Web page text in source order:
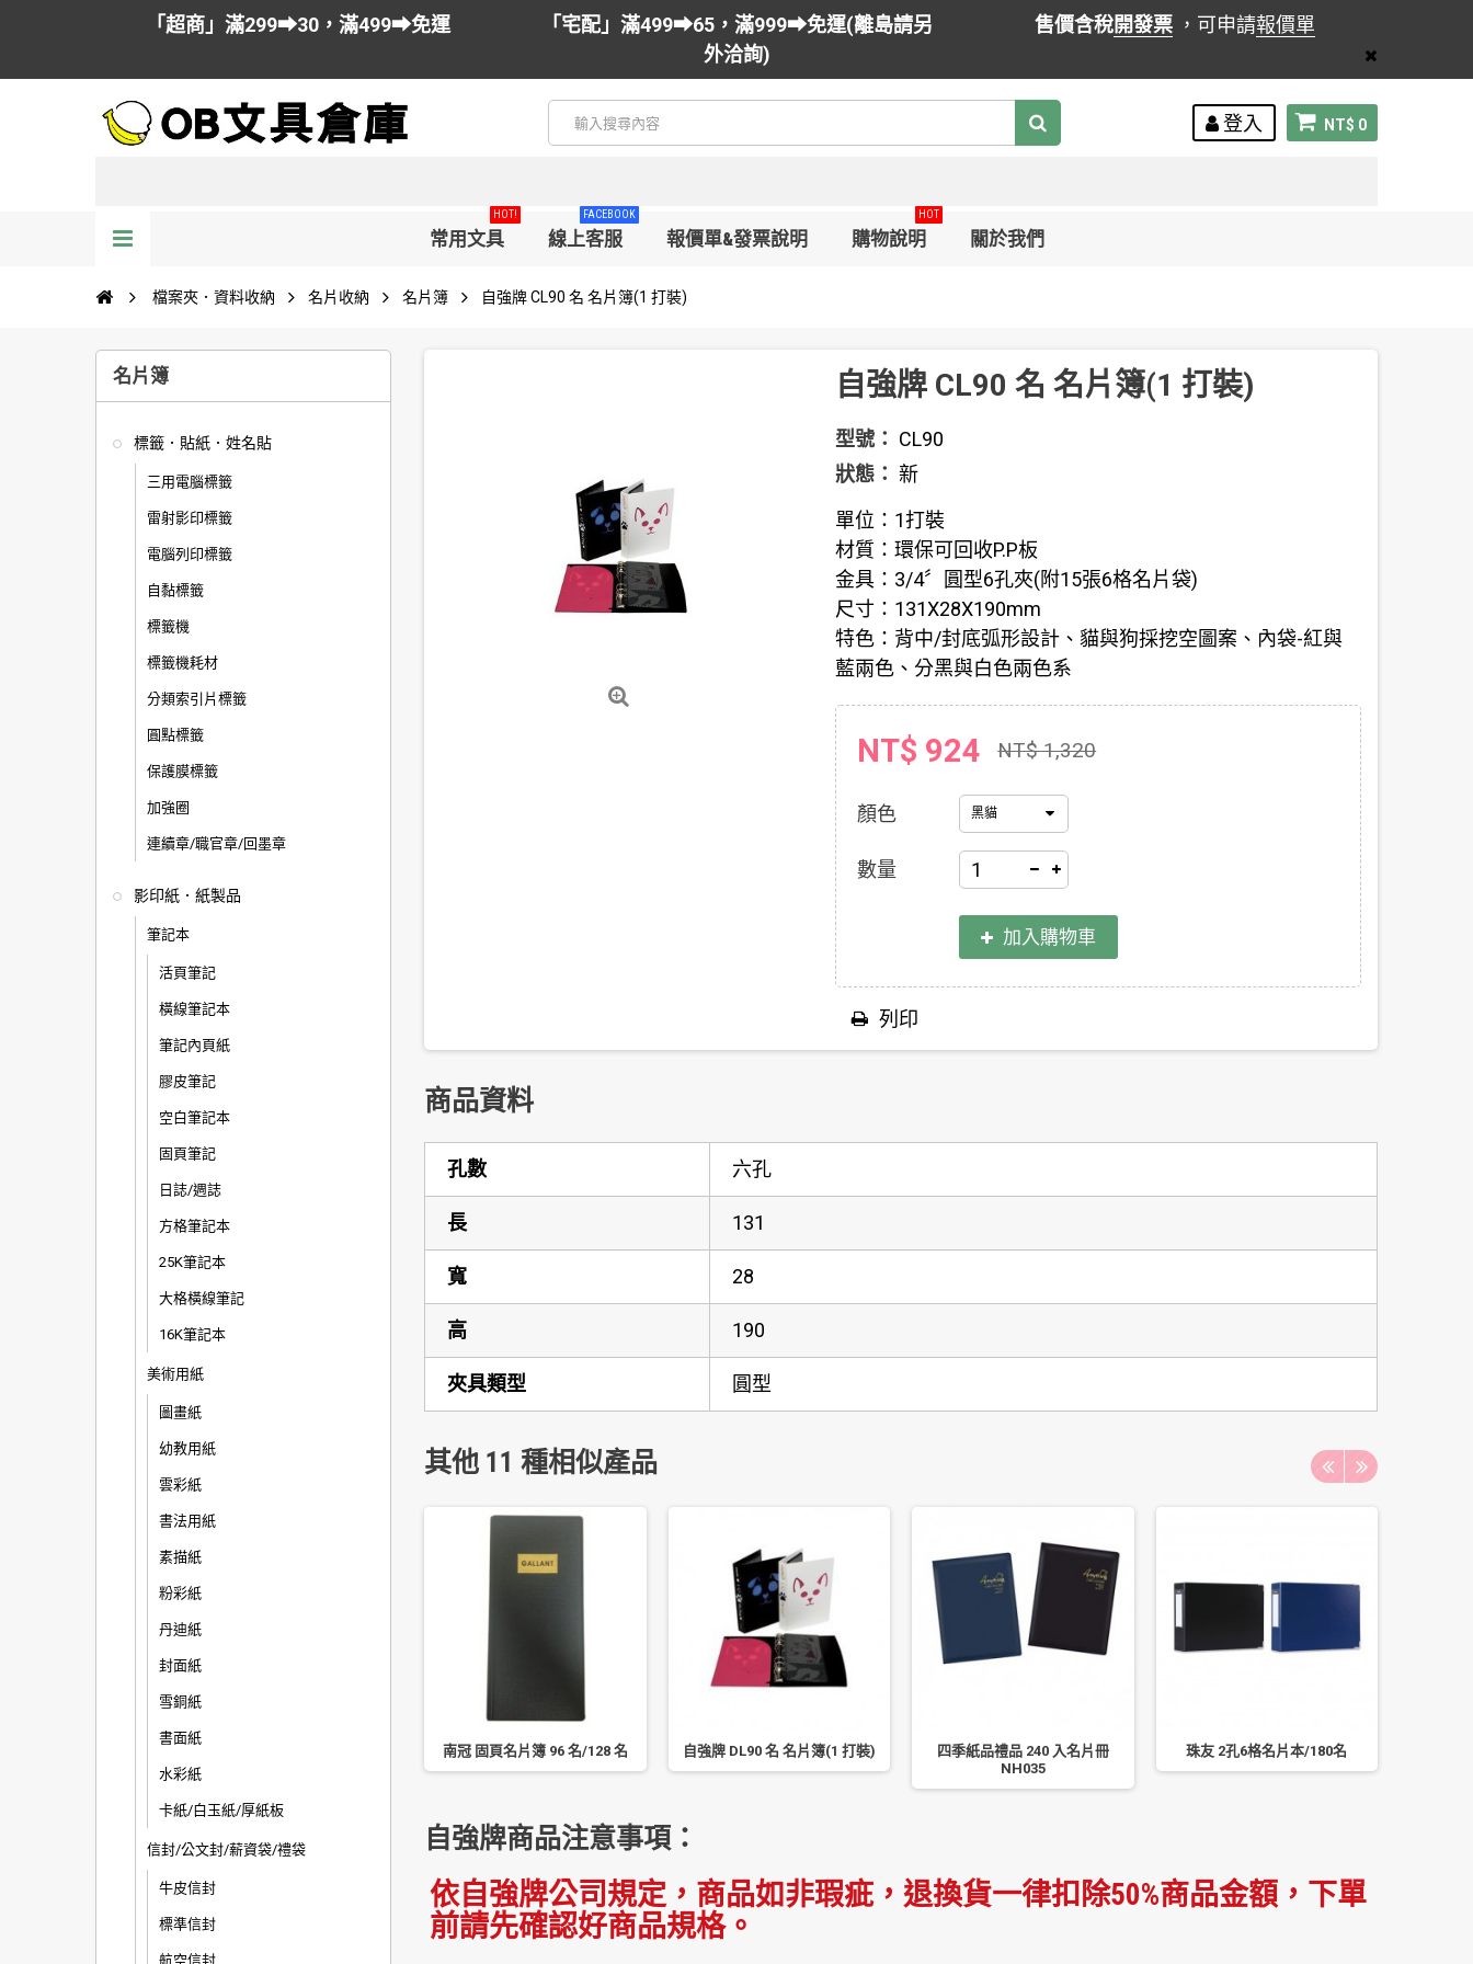
「超商」滿299➡30，滿499➡免運
「宅配」滿499➡65，滿999➡免運(離島請另
外洽詢)
售價含稅開發票 ，可申請報價單
NT$ 0
登入
常用文具
HOT!
線上客服
FACEBOOK
報價單&發票說明 購物說明
HOT
關於我們
檔案夾．資料收納 名片收納 名片簿 自強牌 CL90 名 名片簿(1 打裝)
名片簿
標籤．貼紙．姓名貼
三用電腦標籤
雷射影印標籤
電腦列印標籤
自黏標籤
標籤機
標籤機耗材
分類索引片標籤
圓點標籤
保護膜標籤
加強圈
連續章/職官章/回墨章
影印紙．紙製品
筆記本
活頁筆記
橫線筆記本
筆記內頁紙
膠皮筆記
空白筆記本
固頁筆記
日誌/週誌
方格筆記本
25K筆記本
大格橫線筆記
16K筆記本
美術用紙
圖畫紙
幼教用紙
雲彩紙
書法用紙
素描紙
粉彩紙
丹迪紙
封面紙
雪銅紙
書面紙
水彩紙
卡紙/白玉紙/厚紙板
信封/公文封/薪資袋/禮袋
牛皮信封
標準信封
航空信封
自強牌 CL90 名 名片簿(1 打裝)
型號： CL90
狀態： 新
單位：1打裝
材質：環保可回收P.P板
金具：3/4〞圓型6孔夾(附15張6格名片袋)
尺寸：131X28X190mm
特色：背中/封底弧形設計、貓與狗採挖空圖案、內袋-紅與
藍兩色、分黑與白色兩色系
NT$ 924 NT$ 1,320
顏色 黑貓
數量
加入購物車
列印
商品資料
孔數 六孔
長 131
寬 28
高 190
夾具類型 圓型
其他 11 種相似產品
四季 活頁名片簿 180/360/480
南冠 固頁名片簿 96 名/128 名 自強牌 DL90 名 名片簿(1 打裝)
四季紙品禮品 240 入名片冊
NH035
珠友 2孔6格名片本/180名
自強牌商品注意事項：
依自強牌公司規定，商品如非瑕疵，退換貨一律扣除50%商品金額，下單
前請先確認好商品規格。